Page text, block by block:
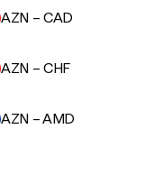
AZN – CAD
AZN – CHF
AZN – AMD